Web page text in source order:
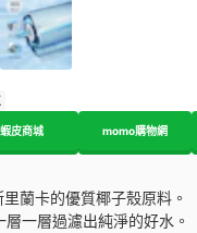
蝦皮商城 momo購物網
蘭卡的優質椰子殼原料。
一層過濾出純淨的好水。